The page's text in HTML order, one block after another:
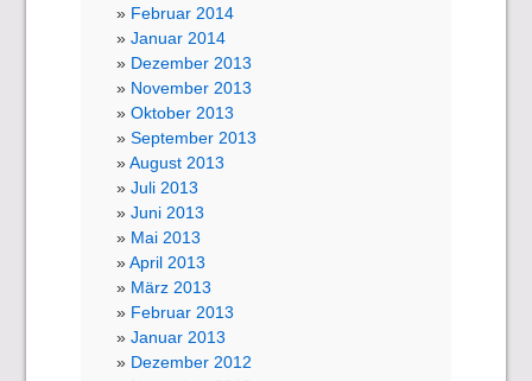
Februar 2014
Januar 2014
Dezember 2013
November 2013
Oktober 2013
September 2013
August 2013
Juli 2013
Juni 2013
Mai 2013
April 2013
März 2013
Februar 2013
Januar 2013
Dezember 2012